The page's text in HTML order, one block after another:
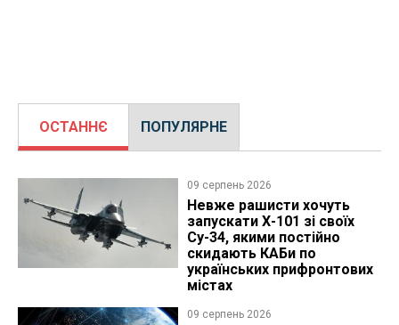
ОСТАННЄ ПОПУЛЯРНЕ
09 серпень 2026
Невже рашисти хочуть
запускати Х-101 зі своїх
Су-34, якими постійно
скидають КАБи по
українських прифронтових
містах
09 серпень 2026